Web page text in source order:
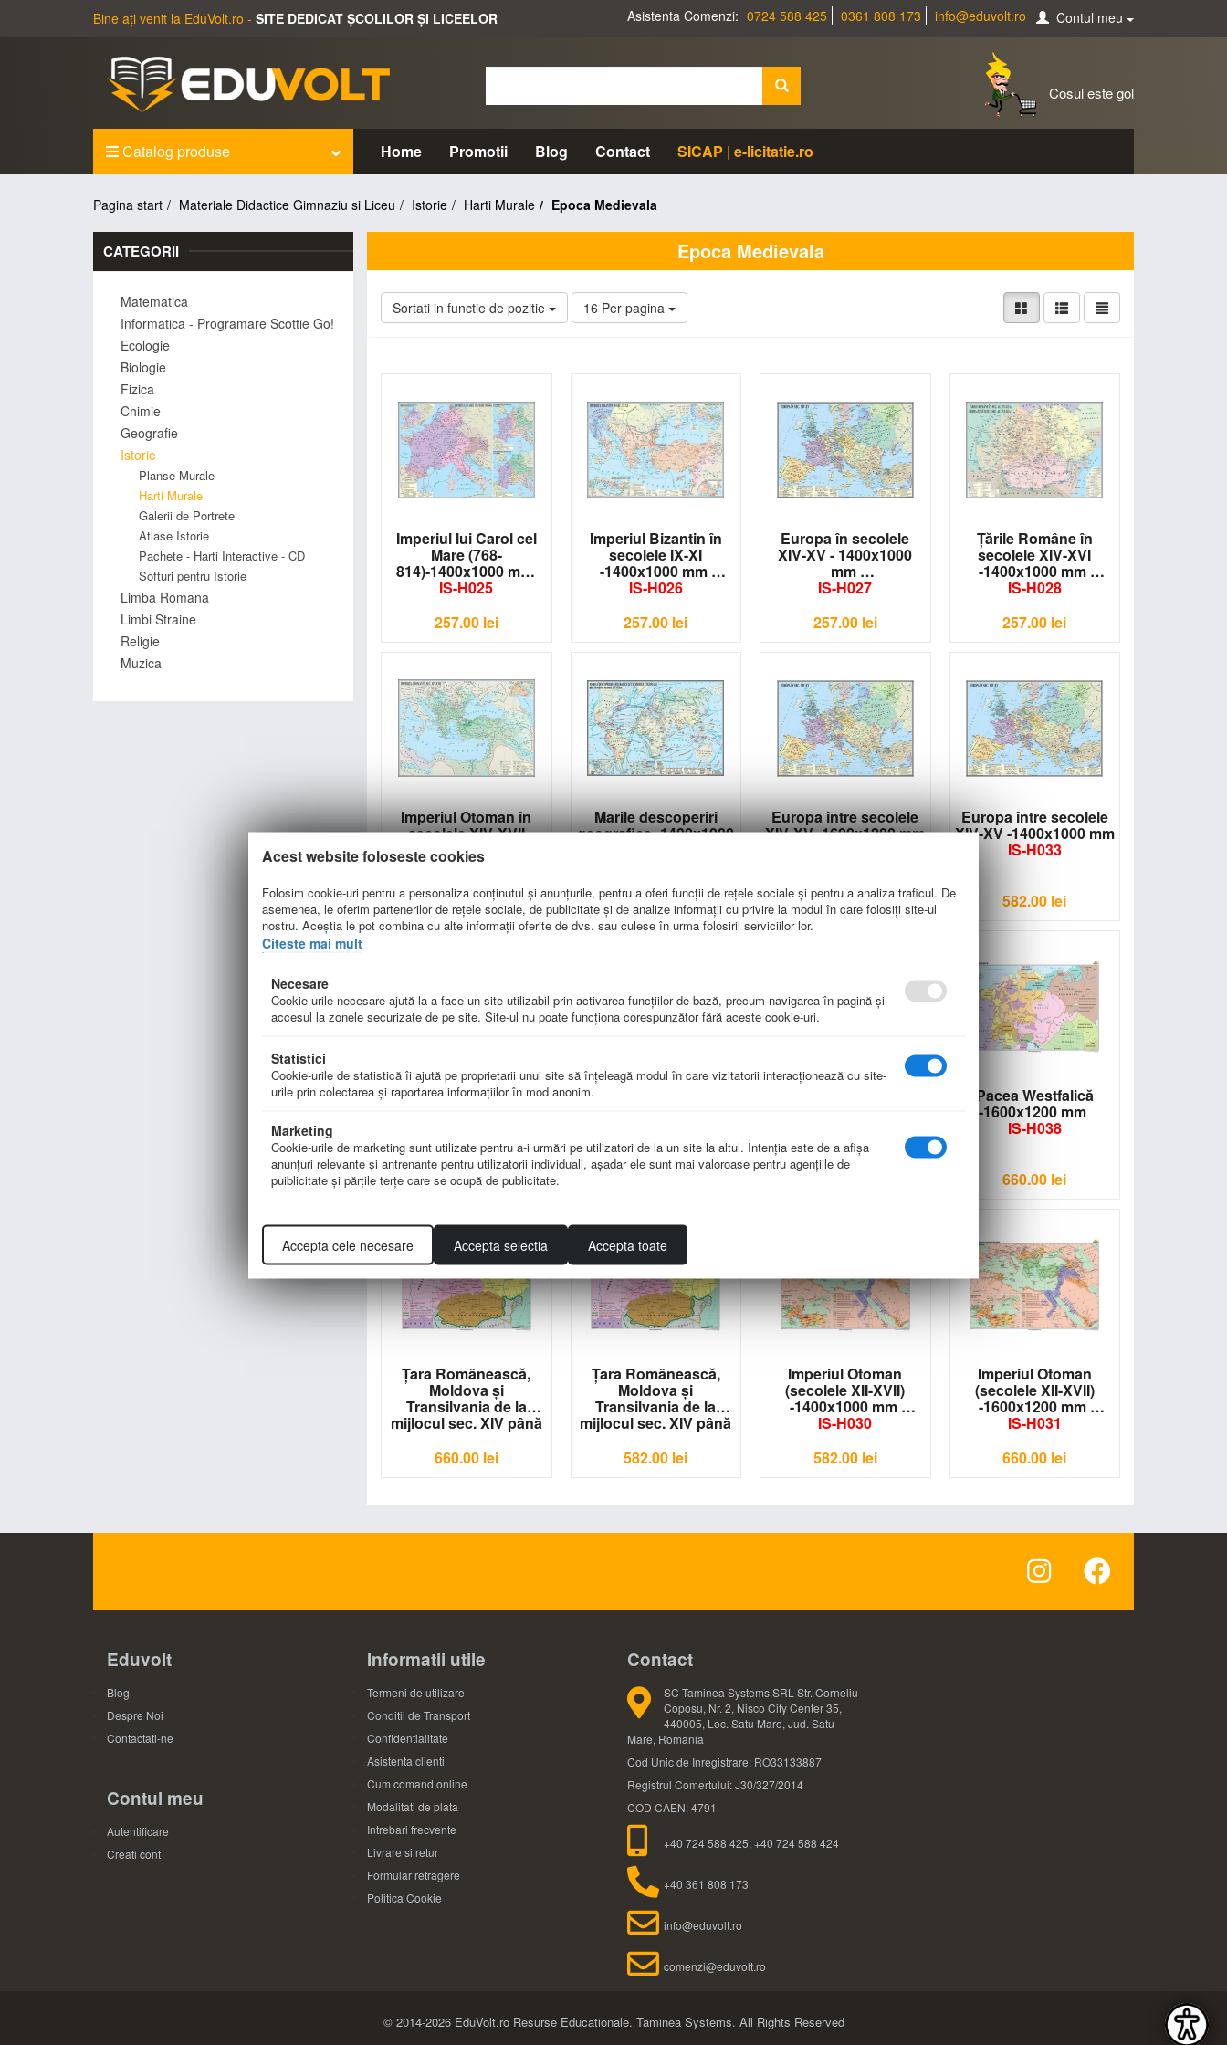
Bine ați venit la EduVolt.ro - SITE DEDICAT ȘCOLILOR ȘI LICEELOR Asistenta Comenzi: 0724 588 425 0361 808 173 info@eduvolt.ro Contul meu
Cosul este gol
Catalog produse Home Promotii Blog Contact SICAP | e-licitatie.ro
Pagina start Materiale Didactice Gimnaziu si Liceu Istorie Harti Murale Epoca Medievala
CATEGORII
Matematica
Informatica - Programare Scottie Go!
Ecologie
Biologie
Fizica
Chimie
Geografie
Istorie
Planse Murale
Harti Murale
Galerii de Portrete
Atlase Istorie
Pachete - Harti Interactive - CD
Softuri pentru Istorie
Limba Romana
Limbi Straine
Religie
Muzica
Epoca Medievala
Sortati in functie de pozitie 16 Per pagina
Imperiul lui Carol cel
Mare (768-
814)-1400x1000 mm
IS-H025
257.00 lei
Imperiul Bizantin în
secolele IX-XI
-1400x1000 mm
IS-H026
257.00 lei
Europa în secolele
XIV-XV - 1400x1000
mm
IS-H027
257.00 lei
Ţările Române în
secolele XIV-XVI
-1400x1000 mm
IS-H028
257.00 lei
Imperiul Otoman în
secolele XIV-XVII
-1400x1000 mm
IS-H029
257.00 lei
Marile descoperiri
geografice -1400x1000
257.00 lei
Europa între secolele
XIV-XV -1600x1200 mm
660.00lei
Europa între secolele
XIV-XV -1400x1000 mm
IS-H033
582.00 lei
Marile descoperiri
IS-H036
660.00 lei
IS-H035
582.00
Pacea Westfalică
-1600x1200 mm
IS-H038
660.00 lei
Ţara Românească,
Moldova şi
Transilvania de la
mijlocul sec. XIV până
la mijlocul sec. XVI
-1600x1200 mm
660.00 lei
Ţara Românească,
Moldova şi
Transilvania de la
mijlocul sec. XIV până
la mijlocul sec. XVI
-1400x1000 mm
582.00 lei
Imperiul Otoman
(secolele XII-XVII)
-1400x1000 mm
IS-H030
582.00 lei
Imperiul Otoman
(secolele XII-XVII)
-1600x1200 mm
IS-H031
660.00 lei
Eduvolt
Blog
Despre Noi
Contactati-ne
Contul meu
Autentificare
Creati cont
Informatii utile
Termeni de utilizare
Conditii de Transport
Confidentialitate
Asistenta clienti
Cum comand online
Modalitati de plata
Intrebari frecvente
Livrare si retur
Formular retragere
Politica Cookie
Contact
SC Taminea Systems SRL Str. Corneliu
Coposu, Nr. 2, Nisco City Center 35,
440005, Loc. Satu Mare, Jud. Satu
Mare, Romania
Cod Unic de Inregistrare: RO33133887
Registrul Comertului: J30/327/2014
COD CAEN: 4791
+40 724 588 425; +40 724 588 424
+40 361 808 173
info@eduvolt.ro
comenzi@eduvolt.ro
© 2014-2026 EduVolt.ro Resurse Educationale. Taminea Systems. All Rights Reserved
Acest website foloseste cookies
Folosim cookie-uri pentru a personaliza conținutul și anunțurile, pentru a oferi funcții de rețele sociale și pentru a analiza traficul. De
asemenea, le oferim partenerilor de rețele sociale, de publicitate și de analize informații cu privire la modul în care folosiți site-ul
nostru. Aceștia le pot combina cu alte informații oferite de dvs. sau culese în urma folosirii serviciilor lor.
Citeste mai mult
Necesare
Cookie-urile necesare ajută la a face un site utilizabil prin activarea funcţiilor de bază, precum navigarea în pagină şi
accesul la zonele securizate de pe site. Site-ul nu poate funcţiona corespunzător fără aceste cookie-uri.
Statistici
Cookie-urile de statistică îi ajută pe proprietarii unui site să înţeleagă modul în care vizitatorii interacţionează cu site-
urile prin colectarea şi raportarea informaţiilor în mod anonim.
Marketing
Cookie-urile de marketing sunt utilizate pentru a-i urmări pe utilizatori de la un site la altul. Intenţia este de a afişa
anunţuri relevante şi antrenante pentru utilizatorii individuali, aşadar ele sunt mai valoroase pentru agenţiile de
puiblicitate şi părţile terţe care se ocupă de publicitate.
Accepta cele necesare Accepta selectia Accepta toate